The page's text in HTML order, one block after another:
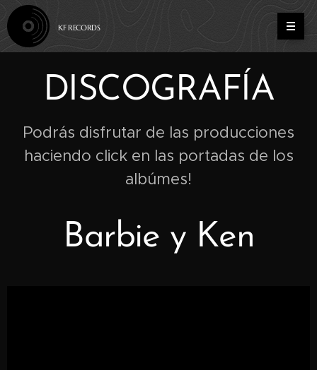
KF RECORDS
DISCOGRAFÍA
Podrás disfrutar de las producciones
haciendo click en las portadas de los
albúmes!
Barbie y Ken